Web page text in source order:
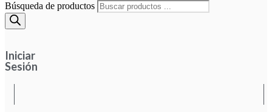
Búsqueda de productos
Iniciar
Sesión